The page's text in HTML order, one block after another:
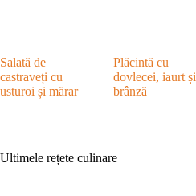
Salată de
castraveți cu
usturoi și mărar
Plăcintă cu
dovlecei, iaurt și
brânză
Ultimele rețete culinare